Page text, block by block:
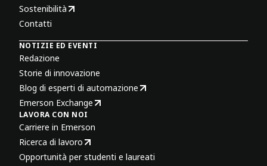
Sostenibilità
Contatti
NOTIZIE ED EVENTI
Redazione
Storie di innovazione
Blog di esperti di automazione
Emerson Exchange
LAVORA CON NOI
Carriere in Emerson
Ricerca di lavoro
Opportunità per studenti e laureati